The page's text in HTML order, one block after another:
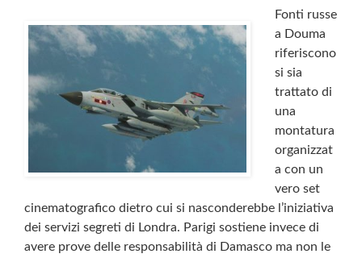
Fonti russe
a Douma
riferiscono
si sia
trattato di
una
montatura
organizzat
a con un
vero set
cinematografico dietro cui si nasconderebbe l’iniziativa
dei servizi segreti di Londra. Parigi sostiene invece di
avere prove delle responsabilità di Damasco ma non le